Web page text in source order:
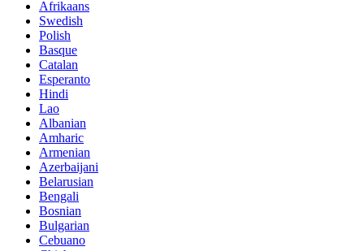
Afrikaans
Swedish
Polish
Basque
Catalan
Esperanto
Hindi
Lao
Albanian
Amharic
Armenian
Azerbaijani
Belarusian
Bengali
Bosnian
Bulgarian
Cebuano